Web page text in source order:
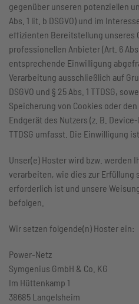
gegenüber unseren potenziellen
Abs. 1 lit. b DSGVO) und im
effizienten Bereitstellung unseres
professionellen Anbieter (Art. 6
entsprechende Einwilligung
Verarbeitung ausschließlich auf
DSGVO und § 25 Abs. 1 TTDSG,
Speicherung von Cookies oder
Endgerät des Nutzers (z. B.
TTDSG umfasst. Die Einwilligung
Unser(e) Hoster wird bzw. werden
verarbeiten, wie dies zur
erforderlich ist und unsere
befolgen.
Wir setzen folgende(n) Hoster ein:
Power-Netz
Symgenius GmbH & Co. KG
Im Hüttenkamp 1
38685 Langelsheim